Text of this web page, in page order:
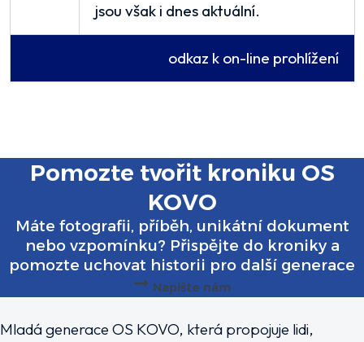
jsou však i dnes aktuální.
odkaz k on-line prohlížení
Pomozte tvořit kroniku OS
KOVO
Máte fotografii, příběh, unikátní dokument
nebo vzpomínku? Přispějte do kroniky a
pomozte uchovat historii pro další generace
Napište nám
Mladá generace OS KOVO, která propojuje lidi,